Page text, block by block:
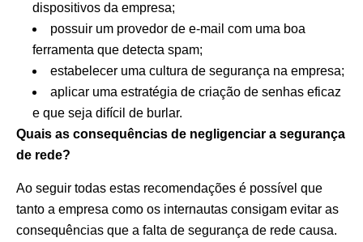
dispositivos da empresa;
possuir um provedor de e-mail com uma boa
ferramenta que detecta spam;
estabelecer uma cultura de segurança na empresa;
aplicar uma estratégia de criação de senhas eficaz
e que seja difícil de burlar.
Quais as consequências de negligenciar a segurança
de rede?
Ao seguir todas estas recomendações é possível que
tanto a empresa como os internautas consigam evitar as
consequências que a falta de segurança de rede causa.